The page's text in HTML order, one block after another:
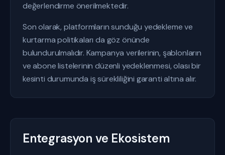
değerlendirme önerilmektedir.
Son olarak, platformların sunduğu yedekleme ve
kurtarma politikaları da göz önünde
bulundurulmalıdır. Kampanya verilerinin, şablonların
ve abone listelerinin düzenli yedeklenmesi, olası bir
kesinti durumunda iş sürekliliğini garanti altına alır.
Entegrasyon ve Ekosistem